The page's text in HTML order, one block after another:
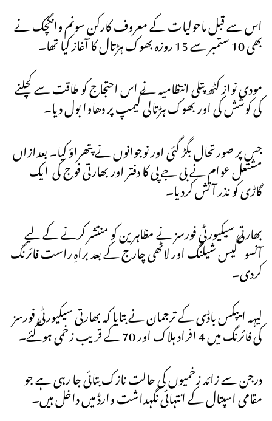
اس سے قبل ماحولیات کے معروف کارکن سونم وانگچک نے
بھی 10 ستمبر سے 15 روزہ بھوک ہڑتال کا آغاز کیا تھا۔
مودی نواز کٹھ پتلی انتظامیہ نے اس احتجاج کو طاقت سے کچلنے
کی کوشش کی اور بھوک ہڑتالی کیمپ پر دھاوا بول دیا۔
جس پر صورتحال بگڑ گئی اور نوجوانوں نے پتھراؤ کیا۔ بعدازاں
مشتعل عوام نے بی جے پی کا دفتر اور بھارتی فوج کی ایک
گاڑی کو نذر آتش کردیا۔
بھارتی سیکیورٹی فورسز نے مظاہرین کو منتشر کرنے کے لیے
آنسو گیس شیلنگ اور لاٹھی چارج کے بعد براہِ راست فائرنگ
کردی۔
لیہہ ایپکس باڈی کے ترجمان نے بتایا کہ بھارتی سیکیورٹی فورسز
کی فائرنگ میں 4 افراد ہلاک اور 70 کے قریب زخمی ہوگئے۔
درجن سے زائد زخمیوں کی حالت نازک بتائی جا رہی ہے جو
مقامی اسپتال کے انتہائی نگہداشت وارڈ میں داخل ہیں۔